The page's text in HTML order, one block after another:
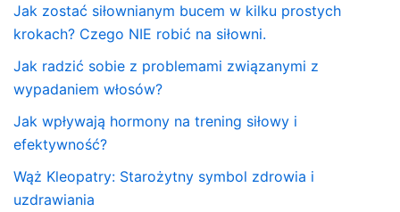
Jak zostać siłownianym bucem w kilku prostych
krokach? Czego NIE robić na siłowni.
Jak radzić sobie z problemami związanymi z
wypadaniem włosów?
Jak wpływają hormony na trening siłowy i
efektywność?
Wąż Kleopatry: Starożytny symbol zdrowia i
uzdrawiania